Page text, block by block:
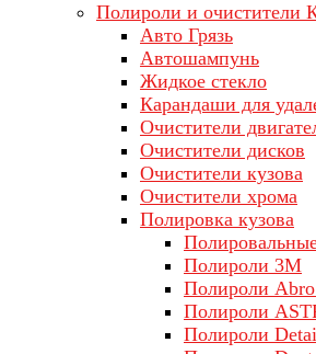
Полироли и
Авто Грязь
Автошампунь
Жидкое стекло
Карандаши для
Очистители
Очистители дисков
Очистители кузова
Очистители хрома
Полировка кузова
Полироли 3М
Полироли
Полироли
Полироли